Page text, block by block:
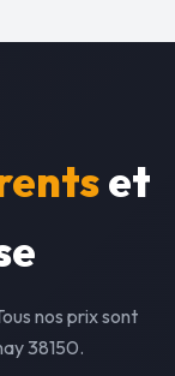
et
nos prix sont
38150.